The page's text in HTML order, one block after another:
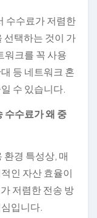
수수료가 저렴한
택하는 것이 가
워크를 꼭 사용
등 네트워크 혼
수 있습니다.
수수료가 왜 중
경 특성상, 매
인 자산 효율이
저렴한 전송 방
입니다.